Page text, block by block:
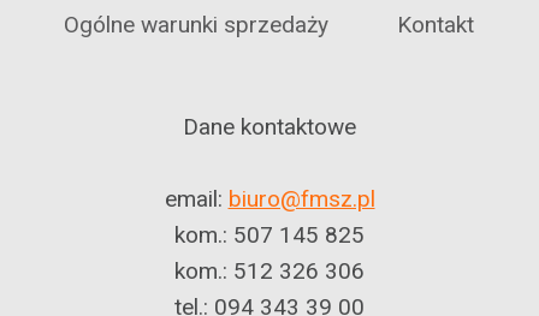
Ogólne warunki sprzedaży
Kontakt
Dane kontaktowe
email: biuro@fmsz.pl
kom.: 507 145 825
kom.: 512 326 306
tel.: 094 343 39 00